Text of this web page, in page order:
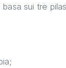
sui tre